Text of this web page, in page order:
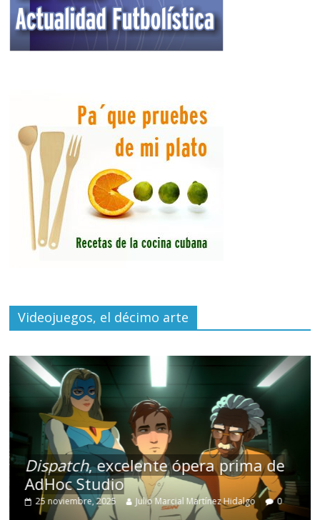
Videojuegos, el décimo arte
Dispatch, excelente ópera prima de
AdHoc Studio
25 noviembre, 2025 Julio Marcial Martínez Hidalgo 0